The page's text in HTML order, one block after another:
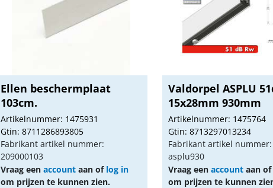
Ellen beschermplaat
103cm.
Artikelnummer: 1475931
Gtin: 8711286893805
Fabrikant artikel nummer:
209000103
Vraag een accountaan of log in
om prijzen te kunnen zien.
Valdorpel ASPLU
15x28mm 930mm
Artikelnummer: 1475764
Gtin: 8713297013234
Fabrikant artikel nummer:
asplu930
Vraag eenaccount aan of
om prijzen te kunnen